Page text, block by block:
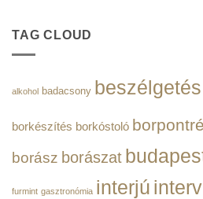
Zrt.
Szellemi
BorPortré
TAG CLOUD
alkohol badacsony beszélgetés
borkészítés borkóstoló borpontré
borász borászat
furmint gasztronómia interjú